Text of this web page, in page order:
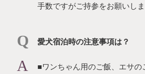
手数ですがご持参をお願いしま
愛犬宿泊時の注意事項は？
■ワンちゃん用のご飯、エサの